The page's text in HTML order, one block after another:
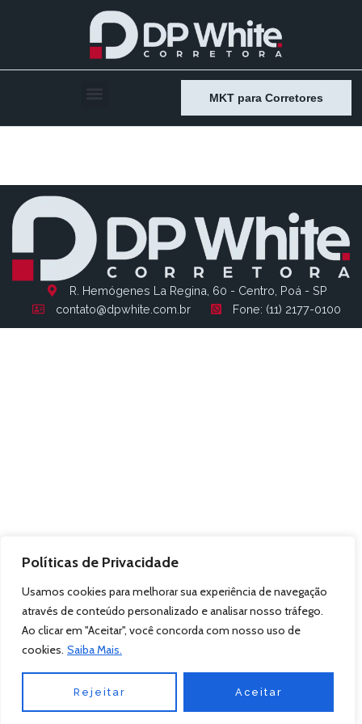
Políticas de Privacidade
Usamos cookies para melhorar sua experiência de navegação
através de conteúdo personalizado e analisar nosso tráfego.
Ao clicar em "Aceitar", você concorda com nosso uso de
cookies. Saiba Mais.
Rejeitar Aceitar
MKT para Corretores
R. Hemógenes La Regina, 60 - Centro, Poá - SP
contato@dpwhite.com.br
Fone: (11) 2177-0100